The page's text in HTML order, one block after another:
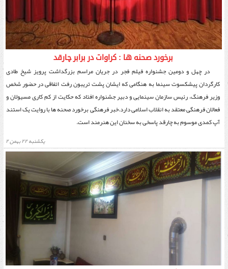
برخورد صحنه ها : کراوات در برابر چارقد
در چهل و دومین جشنواره فیلم فجر در جریان مراسم بزرگداشت پرویز شیخ طادی
کارگردان پیشکسوت سینما به هنگامی که ایشان پشت تریبون رفت اتفاقی در حضور شخص
وزیر فرهنگ، رئیس سازمان سینمایی و دبیر جشنواره افتاد که حکایت از کم کاری مسیولان و
فعالان فرهنگی معتقد به انقلاب اسلامی دارد.خبر فرهنگی برخورد صحنه ها با روایت یک استند
آپ کمدی موسوم به چارقد پاسخی به سخنان این هنرمند است.
يكشنبه ۲۲ بهمن ۲